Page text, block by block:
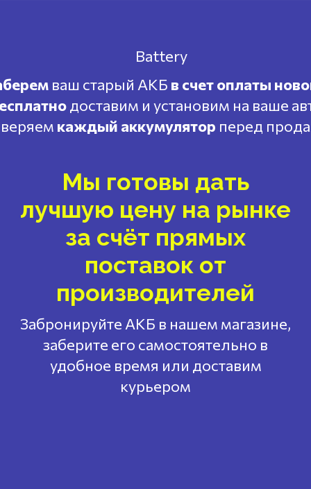
ваш старый АКБ в счет оплаты
доставим и установим на ваше
каждый аккумулятор перед
Мы готовы дать
лучшую цену на рынке
за счёт прямых
поставок от
производителей
Забронируйте АКБ в нашем магазине,
заберите его самостоятельно в
удобное время или доставим
курьером